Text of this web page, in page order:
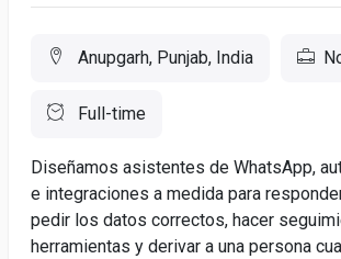
Anupgarh, Punjab, India
Full-time
Diseñamos asistentes de WhatsApp,
e integraciones a medida para
pedir los datos correctos, hacer
herramientas y derivar a una persona